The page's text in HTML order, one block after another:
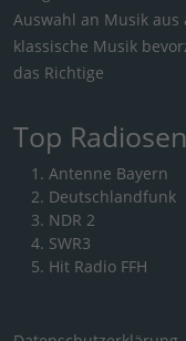
Auswahl an Musik aus
klassische Musik
das Richtige
Top
Antenne Bayern
Deutschlandfunk
NDR 2
SWR3
Hit Radio FFH